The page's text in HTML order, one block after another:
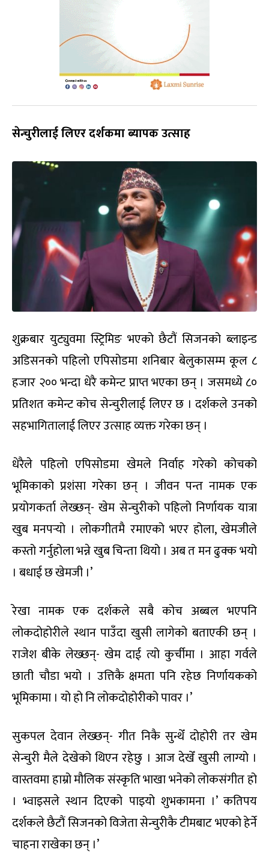
सेन्चुरीलाई लिएर दर्शकमा ब्यापक उत्साह
शुक्रबार युट्युवमा स्ट्रिमिङ भएको छैटौं सिजनको ब्लाइन्ड
अडिसनको पहिलो एपिसोडमा शनिबार बेलुकासम्म कूल ८
हजार २०० भन्दा धेरै कमेन्ट प्राप्त भएका छन् । जसमध्ये ८०
प्रतिशत कमेन्ट कोच सेन्चुरीलाई लिएर छ । दर्शकले उनको
सहभागितालाई लिएर उत्साह व्यक्त गरेका छन् ।
धेरैले पहिलो एपिसोडमा खेमले निर्वाह गरेको कोचको
भूमिकाको प्रशंसा गरेका छन् । जीवन पन्त नामक एक
प्रयोगकर्ता लेख्छन्- खेम सेन्चुरीको पहिलो निर्णायक यात्रा
खुब मनपर्‍यो । लोकगीतमै रमाएको भएर होला, खेमजीले
कस्तो गर्नुहोला भन्ने खुब चिन्ता थियो । अब त मन ढुक्क भयो
। बधाई छ खेमजी ।’
रेखा नामक एक दर्शकले सबै कोच अब्बल भएपनि
लोकदोहोरीले स्थान पाउँदा खुसी लागेको बताएकी छन् ।
राजेश बीके लेख्छन्- खेम दाई त्यो कुर्चीमा । आहा गर्वले
छाती चौडा भयो । उत्तिकै क्षमता पनि रहेछ निर्णायकको
भूमिकामा । यो हो नि लोकदोहोरीको पावर ।’
सुकपल देवान लेख्छन्- गीत निकै सुन्थेँ दोहोरी तर खेम
सेन्चुरी मैले देखेको थिएन रहेछु । आज देखेँ खुसी लाग्यो ।
वास्तवमा हाम्रो मौलिक संस्कृति भाखा भनेको लोकसंगीत हो
। भ्वाइसले स्थान दिएको पाइयो शुभकामना ।’ कतिपय
दर्शकले छैटौं सिजनको विजेता सेन्चुरीकै टीमबाट भएको हेर्ने
चाहना राखेका छन् ।’